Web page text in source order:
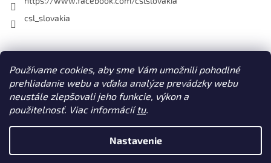
Používame cookies, aby sme Vám umožnili pohodlné
prehliadanie webu a vďaka analýze prevádzky webu
neustále zlepšovali jeho funkcie, výkon a
použitelnosť. Viac informáciítu.
Nastavenie
csl_slovakia
Facebook